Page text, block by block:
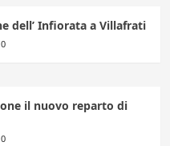
dell’ Infiorata a Villafrati
0
il nuovo reparto di
0